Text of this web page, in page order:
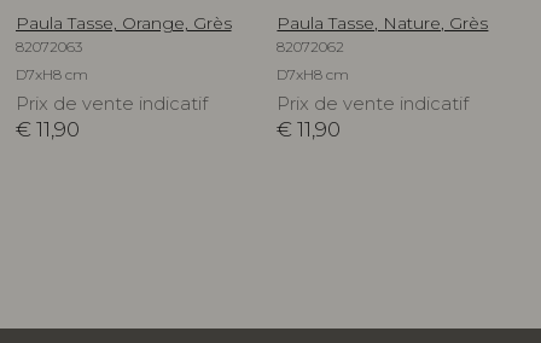
Paula Tasse, Orange, Grès
82072063
D7xH8 cm
Prix de vente indicatif
€ 11,90
Paula Tasse, Nature, Grès
82072062
D7xH8 cm
Prix de vente indicatif
€ 11,90